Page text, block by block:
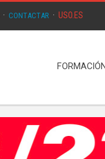
· CONTACTAR · USO.ES
FORMACIÓN